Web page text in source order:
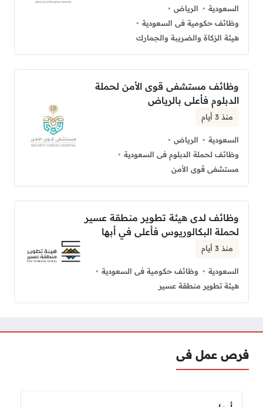
السعودية
الرياض
وظائف حكومية فى السعودية
هيئة الزكاة والضريبة والجمارك
وظائف مستشفى قوى الأمن لحملة
الدبلوم فأعلى بالرياض
منذ 3 أيام
السعودية
الرياض
وظائف لحملة الدبلوم فى السعودية
مستشفى قوى الأمن
وظائف لدى هيئة تطوير منطقة عسير
لحملة البكالوريوس فأعلى في أبها
منذ 3 أيام
السعودية
وظائف حكومية فى السعودية
هيئة تطوير منطقة عسير
فرص عمل فى